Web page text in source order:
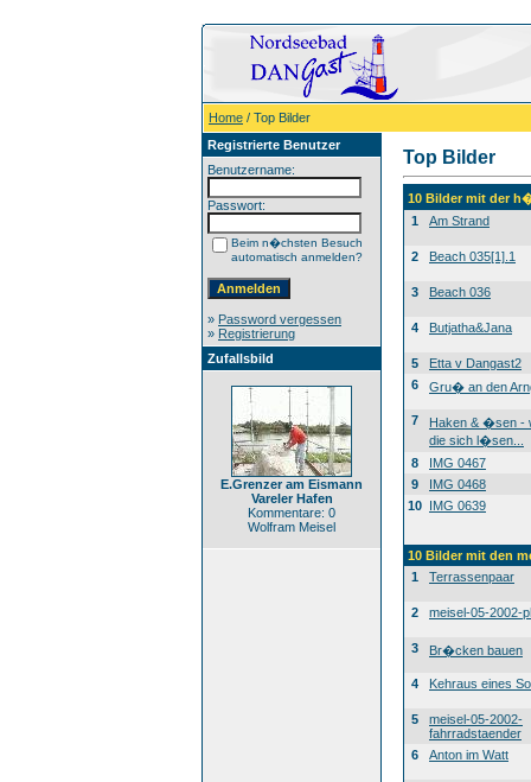
Home / Top Bilder
Registrierte Benutzer
Benutzername:
Passwort:
Beim n�chsten Besuch
automatisch anmelden?
» Password vergessen
» Registrierung
Zufallsbild
E.Grenzer am Eismann
Vareler Hafen
Kommentare: 0
Wolfram Meisel
Top Bilder
10 Bilder mit der
1
Am Strand
2 Beach 035[1].1
3 Beach 036
4 Butjatha&Jana
5
Etta v Dangast2
6
Gru� an den
7
Haken & �sen -
die sich l�sen...
8
IMG 0467
9
IMG 0468
10 IMG 0639
10 Bilder mit den
1
Terrassenpaar
2 meisel-05-2002-
3 Br�cken bauen
4 Kehraus eines
5
meisel-05-2002-
fahrradstaender
6
Anton im Watt